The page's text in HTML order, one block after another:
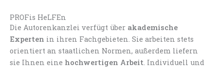
PROFis HeLFEn
Die Autorenkanzlei verfügt über akademische
Experten in ihren Fachgebieten. Sie arbeiten stets
orientiert an staatlichen Normen, außerdem liefern
sie Ihnen eine hochwertigen Arbeit. Individuell und